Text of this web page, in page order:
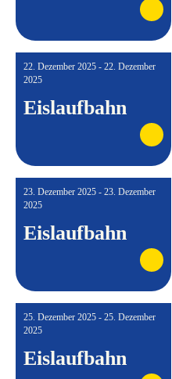
22. Dezember 2025 - 22. Dezember
2025
Eislaufbahn
23. Dezember 2025 - 23. Dezember
2025
Eislaufbahn
25. Dezember 2025 - 25. Dezember
2025
Eislaufbahn